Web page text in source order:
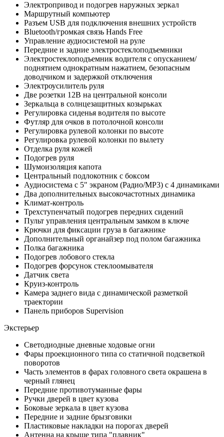
Электропривод и подогрев наружных зеркал
Маршрутный компьютер
Разъем USB для подключения внешних устройств
Bluetooth/громкая связь Hands Free
Управление аудиосистемой на руле
Передние и задние электростеклоподъемники
Электростеклоподъемник водителя с опусканием/
поднятием однократным нажатием, безопасным
доводчиком и задержкой отключения
Электроусилитель руля
Две розетки 12В на центральной консоли
Зеркальца в солнцезащитных козырьках
Регулировка сиденья водителя по высоте
Футляр для очков в потолочной консоли
Регулировка рулевой колонки по высоте
Регулировка рулевой колонки по вылету
Отделка руля кожей
Подогрев руля
Шумоизоляция капота
Центральный подлокотник с боксом
Аудиосистема с 5" экраном (Радио/MP3) с 4 динамиками
Два дополнительных высокочастотных динамика
Климат-контроль
Трехступенчатый подогрев передних сидений
Пульт управления центральным замком в ключе
Крючки для фиксации груза в багажнике
Дополнительный органайзер под полом багажника
Полка багажника
Подогрев лобового стекла
Подогрев форсунок стеклоомывателя
Датчик света
Круиз-контроль
Камера заднего вида с динамической разметкой
траектории
Панель приборов Supervision
Экстерьер
Светодиодные дневные ходовые огни
Фары проекционного типа со статичной подсветкой
поворотов
Часть элементов в фарах головного света окрашена в
черный глянец
Передние противотуманные фары
Ручки дверей в цвет кузова
Боковые зеркала в цвет кузова
Передние и задние брызговики
Пластиковые накладки на порогах дверей
Антенна на крыше типа "плавник"